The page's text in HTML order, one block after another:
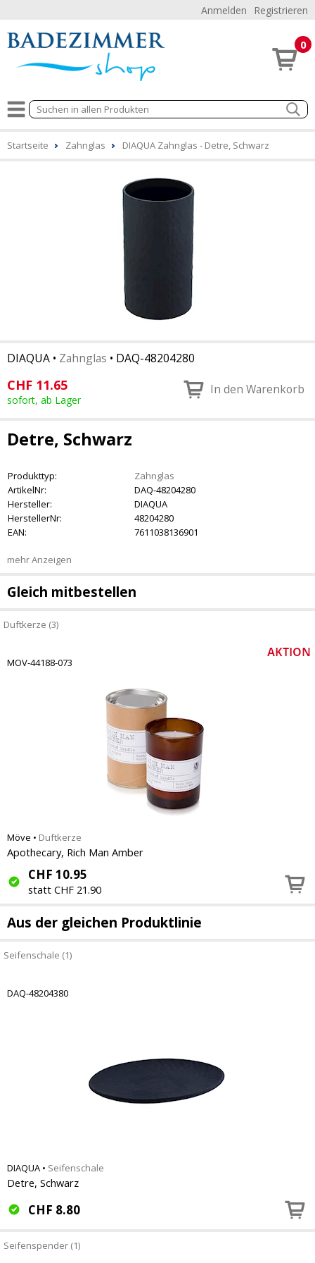
Anmelden Registrieren
0
Startseite Zahnglas DIAQUA Zahnglas - Detre, Schwarz
DIAQUA • Zahnglas • DAQ-48204280
CHF 11.65
sofort, ab Lager
In den Warenkorb
Detre, Schwarz
Produkttyp:
Zahnglas
ArtikelNr:
DAQ-48204280
Hersteller:
DIAQUA
HerstellerNr:
48204280
EAN:
7611038136901
mehr Anzeigen
Gleich mitbestellen
Duftkerze (3)
MOV-44188-073
Möve • Duftkerze
Apothecary, Rich Man Amber
CHF 10.95
statt CHF 21.90
Aus der gleichen Produktlinie
Seifenschale (1)
DAQ-48204380
DIAQUA • Seifenschale
Detre, Schwarz
CHF 8.80
Seifenspender (1)